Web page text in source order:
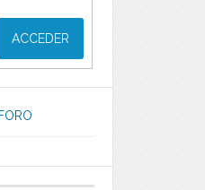
ACCEDER